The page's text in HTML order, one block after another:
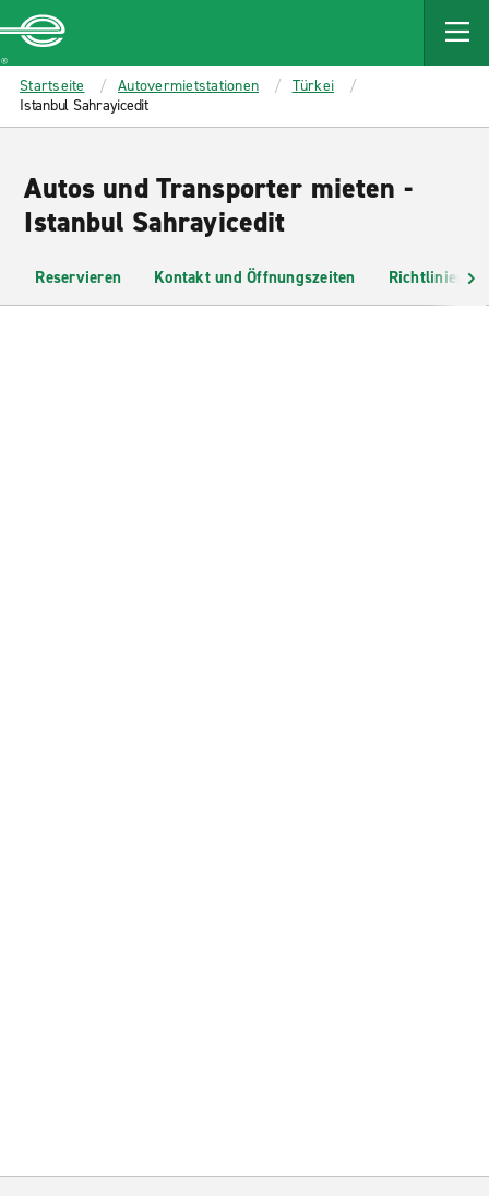
MAIN
CONTENT
Enterprise
Startseite Autovermietstationen
Türkei
Istanbul Sahrayicedit
Autos und Transporter mieten -
Istanbul Sahrayicedit
Reservieren Kontakt und Öffnungszeiten Richtlinien